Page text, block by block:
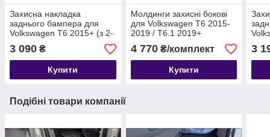
Захисна накладка
заднього бампера для
Volkswagen T6 2015+ (з 2-
ма задніми дверима)
(пластик)
3 090 ₴
Купити
Молдинги захисні бокові
для Volkswagen T6 2015-
2019 / T6.1 2019+
(стандартна база)
4 770₴/комплект
Купити
3
Подібні товари компанії